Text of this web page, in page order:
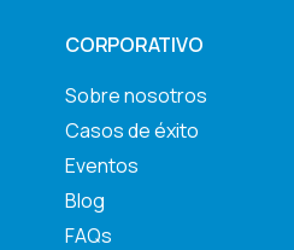
CORPORATIVO
Sobre nosotros
Casos de éxito
Eventos
Blog
FAQs